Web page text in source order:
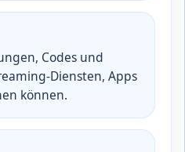
Codes und
Diensten, Apps
können.